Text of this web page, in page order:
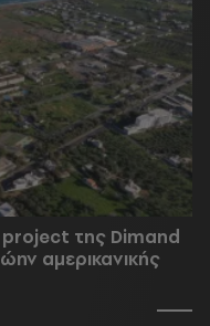
project της Dimand
αμερικανικής